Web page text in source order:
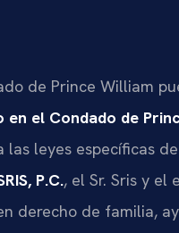
de Prince William
el Condado de
leyes específicas
P.C., el Sr. Sris y el
derecho de familia,